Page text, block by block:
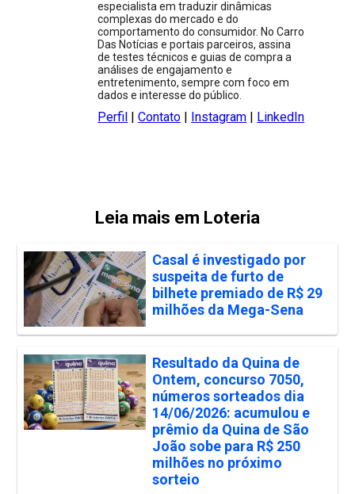
especialista em traduzir dinâmicas
complexas do mercado e do
comportamento do consumidor. No Carro
Das Notícias e portais parceiros, assina
de testes técnicos e guias de compra a
análises de engajamento e
entretenimento, sempre com foco em
dados e interesse do público.
Perfil |Contato | Instagram | LinkedIn
Leia mais em Loteria
Casal é investigado por
suspeita de furto de
bilhete premiado de R$ 29
milhões da Mega-Sena
Resultado da Quina de
Ontem, concurso 7050,
números sorteados dia
14/06/2026: acumulou e
prêmio da Quina de São
João sobe para R$ 250
milhões no próximo
sorteio